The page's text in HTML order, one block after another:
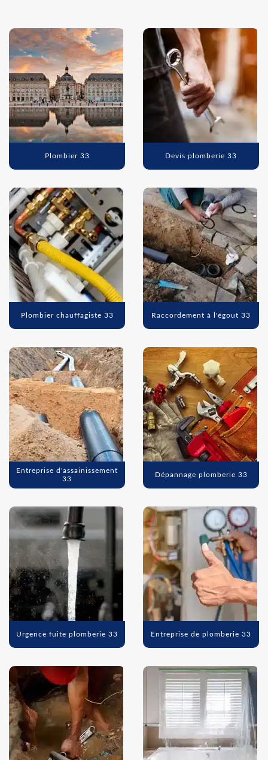
Plombier 33 Devis plomberie 33
Plombier chauffagiste 33 Raccordement à l'égout 33
Entreprise d'assainissement
33
Dépannage plomberie 33
Urgence fuite plomberie 33 Entreprise de plomberie 33